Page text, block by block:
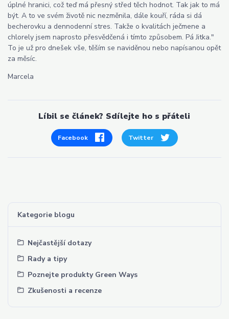
Kategorie blogu
Nejčastější dotazy
Rady a tipy
Poznejte produkty Green Ways
Zkušenosti a recenze
úplné hranici, což teď má přesný střed těch hodnot. Tak jak to má
být. A to ve svém životě nic nezměnila, dále kouří, ráda si dá
becherovku a dennodenní stres. Takže o kvalitách ječmene a
chlorely jsem naprosto přesvědčená i tímto způsobem. Pá Jitka."
To je už pro dnešek vše, těším se naviděnou nebo napísanou opět
za měsíc.
Marcela
Líbil se článek? Sdílejte ho s přáteli
Facebook Twitter